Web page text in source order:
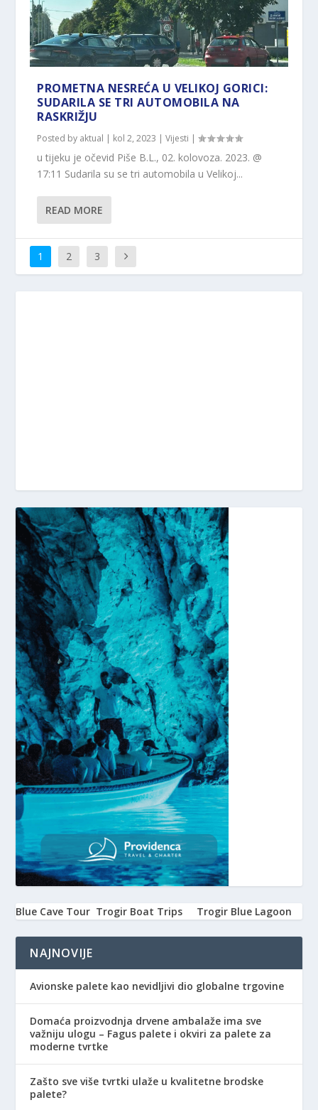
PROMETNA NESREĆA U VELIKOJ GORICI:
SUDARILA SE TRI AUTOMOBILA NA
RASKRIŽJU
Posted by aktual | kol 2, 2023 |Vijesti |
u tijeku je očevid Piše B.L., 02. kolovoza. 2023. @
17:11 Sudarila su se tri automobila u Velikoj...
READ MORE
1 2 3
Blue Cave Tour Trogir Boat Trips Trogir Blue Lagoon
NAJNOVIJE
Avionske palete kao nevidljivi dio globalne trgovine
Domaća proizvodnja drvene ambalaže ima sve
važniju ulogu – Fagus palete i okviri za palete za
moderne tvrtke
Zašto sve više tvrtki ulaže u kvalitetne brodske
palete?